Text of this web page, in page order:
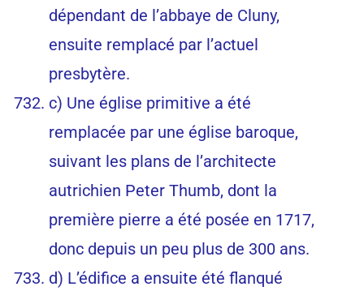
dépendant de l’abbaye de Cluny,
ensuite remplacé par l’actuel
presbytère.
c) Une église primitive a été
remplacée par une église baroque,
suivant les plans de l’architecte
autrichien Peter Thumb, dont la
première pierre a été posée en 1717,
donc depuis un peu plus de 300 ans.
d) L’édifice a ensuite été flanqué